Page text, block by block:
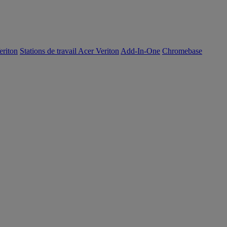
Stations de travail Acer Veriton Add-In-One Chromebase